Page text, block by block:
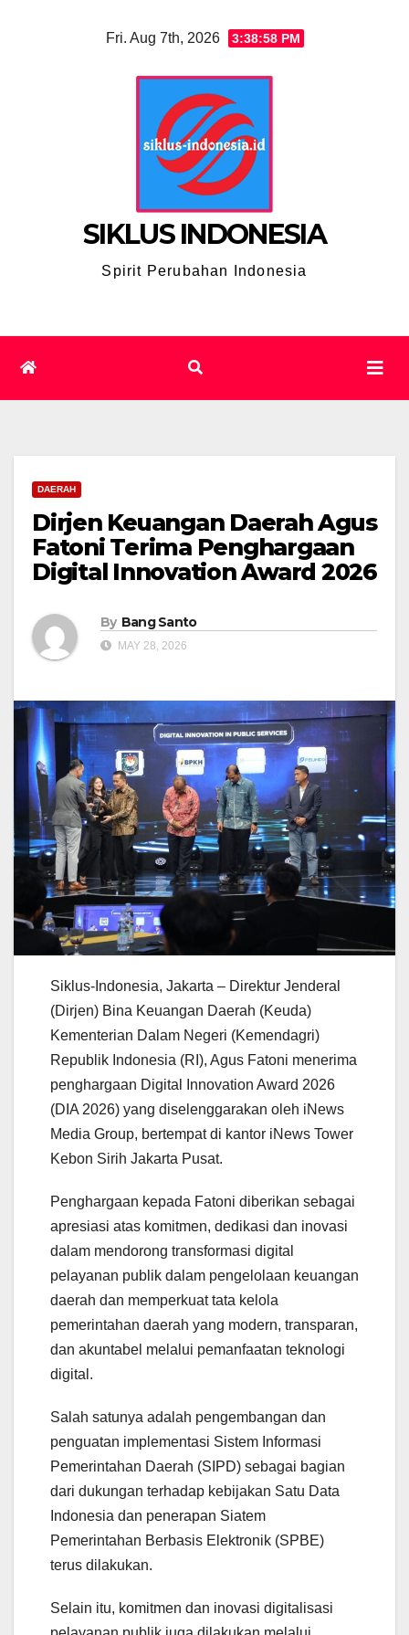
Fri. Aug 7th, 2026 3:38:59 PM
SIKLUS INDONESIA
Spirit Perubahan Indonesia
DAERAH
Dirjen Keuangan Daerah Agus
Fatoni Terima Penghargaan
Digital Innovation Award 2026
By Bang Santo
MAY 28, 2026
Siklus-Indonesia, Jakarta – Direktur Jenderal
(Dirjen) Bina Keuangan Daerah (Keuda)
Kementerian Dalam Negeri (Kemendagri)
Republik Indonesia (RI), Agus Fatoni menerima
penghargaan Digital Innovation Award 2026
(DIA 2026) yang diselenggarakan oleh iNews
Media Group, bertempat di kantor iNews Tower
Kebon Sirih Jakarta Pusat.
Penghargaan kepada Fatoni diberikan sebagai
apresiasi atas komitmen, dedikasi dan inovasi
dalam mendorong transformasi digital
pelayanan publik dalam pengelolaan keuangan
daerah dan memperkuat tata kelola
pemerintahan daerah yang modern, transparan,
dan akuntabel melalui pemanfaatan teknologi
digital.
Salah satunya adalah pengembangan dan
penguatan implementasi Sistem Informasi
Pemerintahan Daerah (SIPD) sebagai bagian
dari dukungan terhadap kebijakan Satu Data
Indonesia dan penerapan Siatem
Pemerintahan Berbasis Elektronik (SPBE)
terus dilakukan.
Selain itu, komitmen dan inovasi digitalisasi